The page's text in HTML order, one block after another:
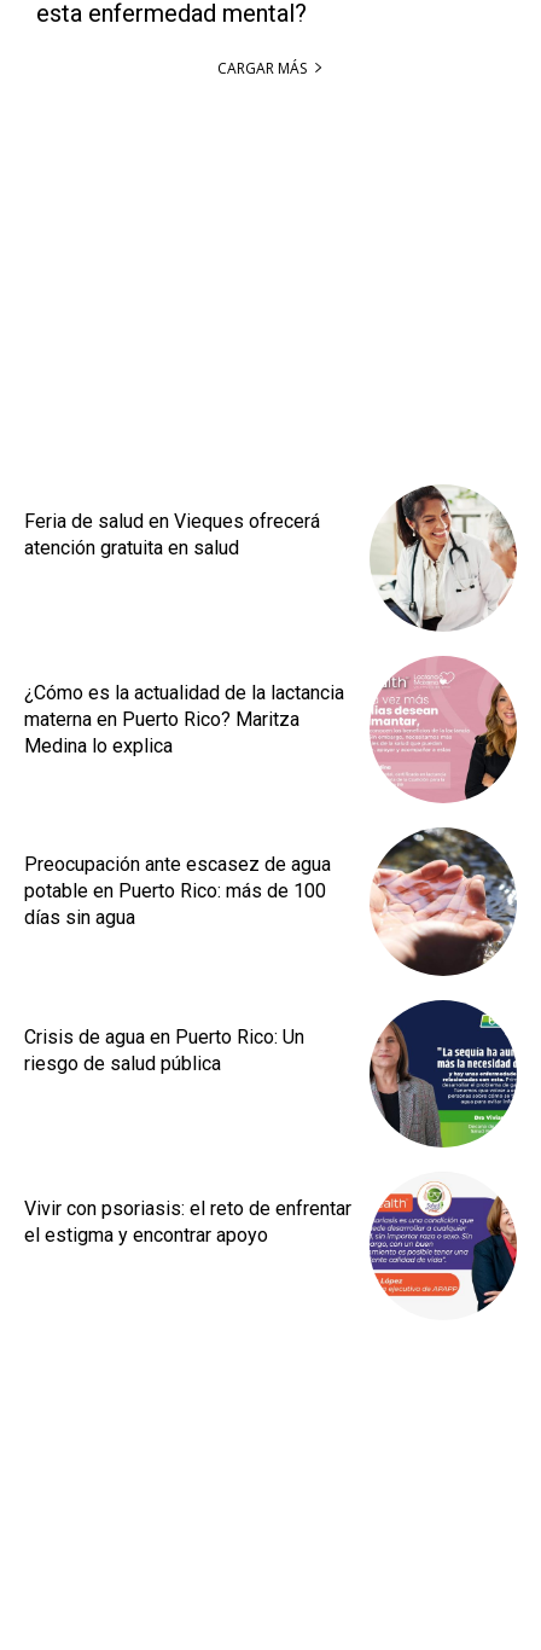
esta enfermedad mental?
CARGAR MÁS
Feria de salud en Vieques ofrecerá
atención gratuita en salud
¿Cómo es la actualidad de la lactancia
materna en Puerto Rico? Maritza
Medina lo explica
Preocupación ante escasez de agua
potable en Puerto Rico: más de 100
días sin agua
Crisis de agua en Puerto Rico: Un
riesgo de salud pública
Vivir con psoriasis: el reto de enfrentar
el estigma y encontrar apoyo